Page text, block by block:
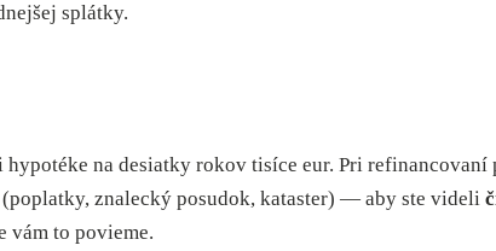
splátky.
na desiatky rokov tisíce eur. Pri refinancovaní
znalecký posudok, kataster) — aby ste videli
vám to povieme.